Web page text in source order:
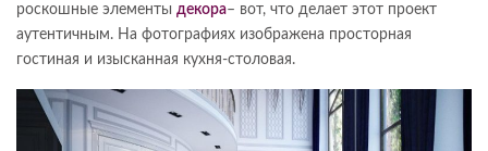
роскошные элементы декора– вот, что делает этот проект
аутентичным. На фотографиях изображена просторная
гостиная и изысканная кухня-столовая.